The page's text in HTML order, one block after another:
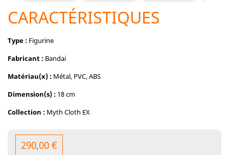
CARACTÉRISTIQUES
Type : Figurine
Fabricant : Bandai
Matériau(x) : Métal, PVC, ABS
Dimension(s) : 18 cm
Collection : Myth Cloth EX
290,00 €